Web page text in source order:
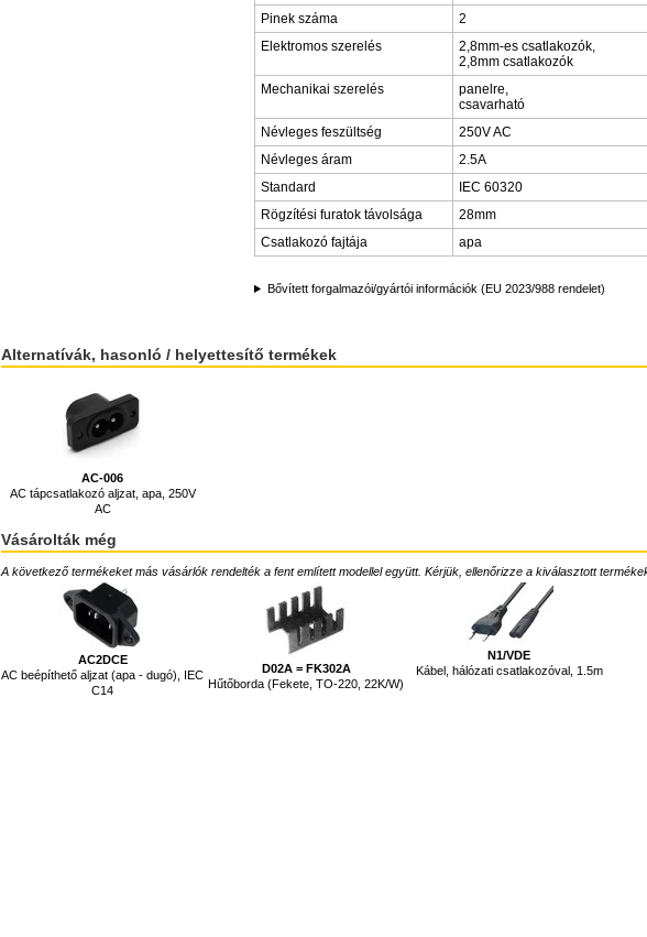
Pinek száma
2
Elektromos szerelés
2,8mm-es csatlakozók,
2,8mm csatlakozók
Mechanikai szerelés
panelre,
csavarható
Névleges feszültség
250V AC
Névleges áram
2.5A
Standard
IEC 60320
Rögzítési furatok távolsága
28mm
Csatlakozó fajtája
apa
Bővített forgalmazói/gyártói információk (EU 2023/988 rendelet)
Alternatívák, hasonló / helyettesítő termékek
AC-006
AC tápcsatlakozó aljzat, apa, 250V
AC
Vásárolták még
A következő termékeket más vásárlók rendelték a fent említett modellel együtt. Kérjük, ellenőrizze a kiválasztott
AC2DCE
AC beépíthető aljzat (apa - dugó), IEC
C14
D02A = FK302A
Hűtőborda (Fekete, TO-220, 22K/W)
N1/VDE
Kábel, hálózati csatlakozóval, 1.5m